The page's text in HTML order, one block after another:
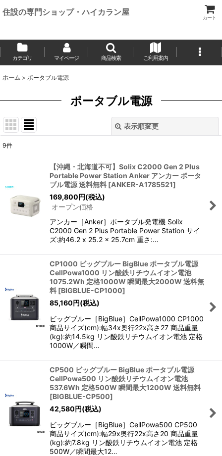
住設の専門ショップ・ハイカラン屋
カート
カテゴリ マイページ 商品検索 ご利用案内
ホーム > ポータブル電源
ポータブル電源
表示順変更
9件
【沖縄・北海道不可】Solix C2000 Gen 2 Plus
Portable Power Station Anker アンカー ポータ
ブル電源 送料無料 [ANKER-A1785521]
169,800円(税込)
オープン価格
アンカー［Anker］ポータブル発電機 Solix
C2000 Gen 2 Plus Portable Power Station サイ
ズ:約46.2 x 25.2 x 25.7cm 重さ:…
CP1000 ビッグブルー BigBlue ポータブル電源
CellPowa1000 リン酸鉄リチウムイオン電池
1075.2Wh 定格1000W 瞬間最大2000W 送料無
料 [BIGBLUE-CP1000]
85,160円(税込)
ビッグブルー［BigBlue］CellPowa1000 CP1000
商品サイズ(cm):幅34x奥行22x高さ27 商品重量
(kg):約14.5kg リン酸鉄リチウムイオン電池 定格
1000W／瞬間…
CP500 ビッグブルー BigBlue ポータブル電源
CellPowa500 リン酸鉄リチウムイオン電池
537.6Wh 定格500W 瞬間最大1200W 送料無料
[BIGBLUE-CP500]
42,580円(税込)
ビッグブルー［BigBlue］CellPowa500 CP500
商品サイズ(cm):幅29x奥行22x高さ20 商品重量
(kg):約7.8kg リン酸鉄リチウムイオン電池 定格
500W／瞬間最大12…